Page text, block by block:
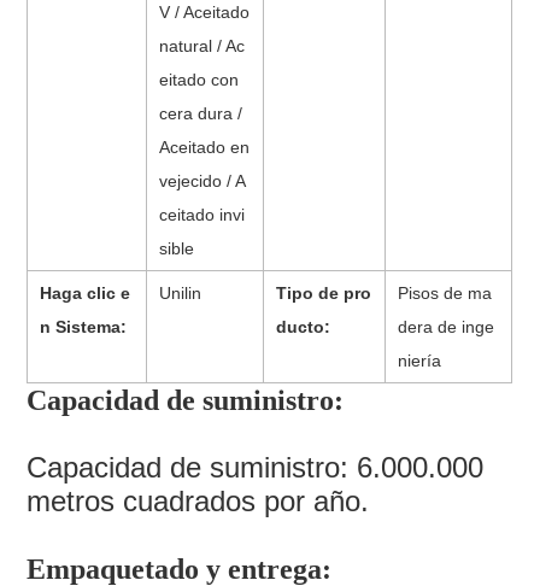
V / Aceitado
natural / Ac
eitado con
cera dura /
Aceitado en
vejecido / A
ceitado invi
sible
Haga clic e
n Sistema:
Unilin
Tipo de pro
ducto:
Pisos de ma
dera de inge
niería
Capacidad de suministro:
Capacidad de suministro: 6.000.000
metros cuadrados por año.
Empaquetado y entrega: